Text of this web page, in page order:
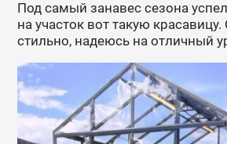
Под самый занавес сезона
на участок вот такую
стильно, надеюсь на отличный